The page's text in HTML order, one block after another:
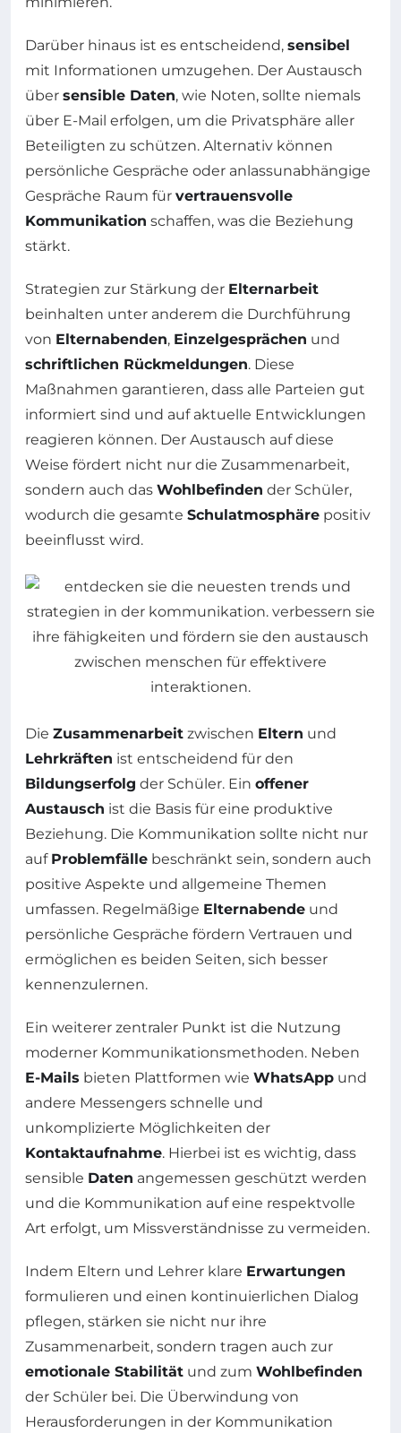
Darüber hinaus ist es entscheidend, sensibel
mit Informationen umzugehen. Der Austausch
über sensible Daten, wie Noten, sollte niemals
über E-Mail erfolgen, um die Privatsphäre aller
Beteiligten zu schützen. Alternativ können
persönliche Gespräche oder anlassunabhängige
Gespräche Raum für vertrauensvolle
Kommunikation schaffen, was die Beziehung
stärkt.
Strategien zur Stärkung der Elternarbeit
beinhalten unter anderem die Durchführung
von Elternabenden, Einzelgesprächen und
schriftlichen Rückmeldungen. Diese
Maßnahmen garantieren, dass alle Parteien gut
informiert sind und auf aktuelle Entwicklungen
reagieren können. Der Austausch auf diese
Weise fördert nicht nur die Zusammenarbeit,
sondern auch das Wohlbefinden der Schüler,
wodurch die gesamte Schulatmosphäre positiv
beeinflusst wird.
Die Zusammenarbeit zwischen Eltern und
Lehrkräften ist entscheidend für den
Bildungserfolg der Schüler. Ein offener
Austausch ist die Basis für eine produktive
Beziehung. Die Kommunikation sollte nicht nur
auf Problemfälle beschränkt sein, sondern auch
positive Aspekte und allgemeine Themen
umfassen. Regelmäßige Elternabende und
persönliche Gespräche fördern Vertrauen und
ermöglichen es beiden Seiten, sich besser
kennenzulernen.
Ein weiterer zentraler Punkt ist die Nutzung
moderner Kommunikationsmethoden. Neben
E-Mails bieten Plattformen wie WhatsApp und
andere Messengers schnelle und
unkomplizierte Möglichkeiten der
Kontaktaufnahme. Hierbei ist es wichtig, dass
sensible Daten angemessen geschützt werden
und die Kommunikation auf eine respektvolle
Art erfolgt, um Missverständnisse zu vermeiden.
Indem Eltern und Lehrer klare Erwartungen
formulieren und einen kontinuierlichen Dialog
pflegen, stärken sie nicht nur ihre
Zusammenarbeit, sondern tragen auch zur
emotionale Stabilität und zum Wohlbefinden
der Schüler bei. Die Überwindung von
Herausforderungen in der Kommunikation